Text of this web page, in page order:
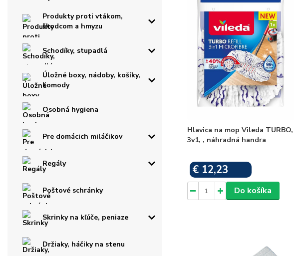
Produkty proti vtákom,
škodcom a hmyzu
Schodíky, stupadlá
Úložné boxy, nádoby, košíky,
komody
Osobná hygiena
Pre domácich miláčikov
Regály
Poštové schránky
Skrinky na kľúče, peniaze
Držiaky, háčiky na stenu
Hlavica na mop Vileda TURBO,
3v1, , náhradná handra
€ 12,23
Do košíka